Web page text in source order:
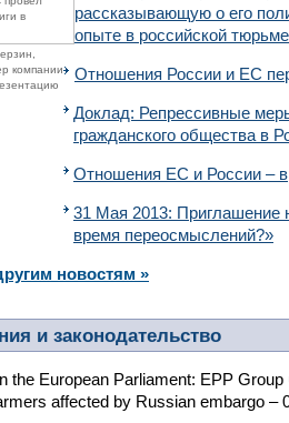
компании
рассказывающую о его
опыте в российской тюрьме
Отношения России и ЕС
Доклад: Репрессивные
гражданского общества в
Отношения ЕС и России –
31 Мая 2013: Приглашение
время переосмыслений?»
новостям »
и законодательство
the European Parliament: EPP
affected by Russian embargo –